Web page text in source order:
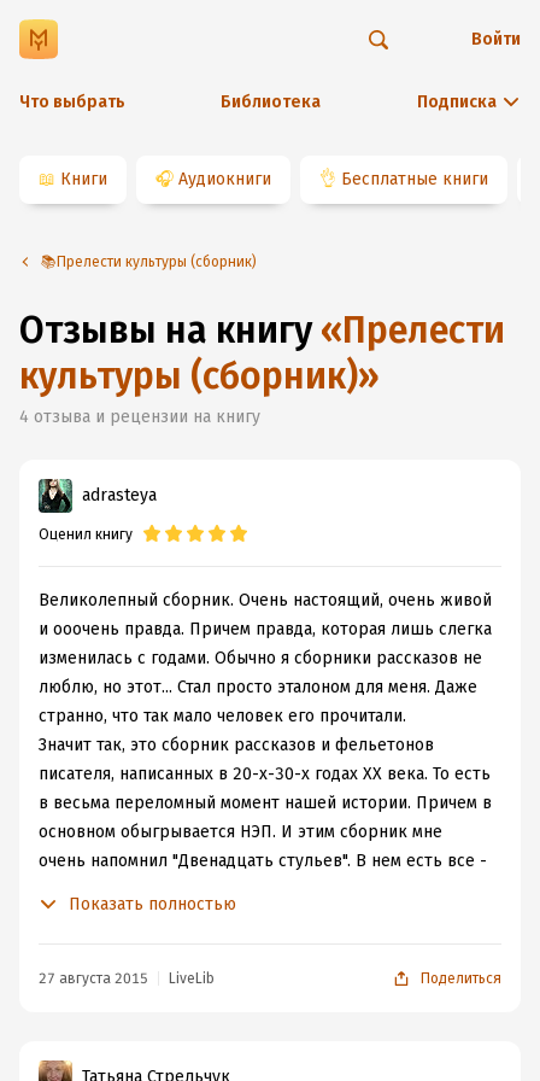
Что выбрать Библиотека Подписка
Войти
📖 Книги 🎧 Аудиокниги 👌 Бесплатные книги
📚Прелести культуры (сборник)
Отзывы на книгу «Прелести
культуры (сборник)»
4 отзыва и рецензии на книгу
adrasteya
Оценил книгу
Великолепный сборник. Очень настоящий, очень живой
и ооочень правда. Причем правда, которая лишь слегка
изменилась с годами. Обычно я сборники рассказов не
люблю, но этот... Стал просто эталоном для меня. Даже
странно, что так мало человек его прочитали.
Значит так, это сборник рассказов и фельетонов
писателя, написанных в 20-х-30-х годах XX века. То есть
в весьма переломный момент нашей истории. Причем в
основном обыгрывается НЭП. И этим сборник мне
очень напомнил "Двенадцать стульев". В нем есть все -
Но помимо весьма забавных вещей, в сборнике есть и
коже.
Показать полностью
27 августа 2015 LiveLib Поделиться
Татьяна Стрельчук